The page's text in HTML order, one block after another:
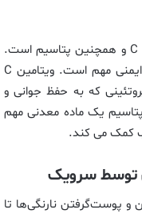
آب نارنگی منبع خوبی از ویتامین های A و C و همچنین پتاسیم است.
ویتامین A برای بینایی، سلامت پوست و ایمنی مهم است. ویتامین C
که به حفظ جوانی و
یک ماده معدنی مهم
کمک می کند.
توسط سرویک
و پوست‌گرفتن نارنگی‌ها تا